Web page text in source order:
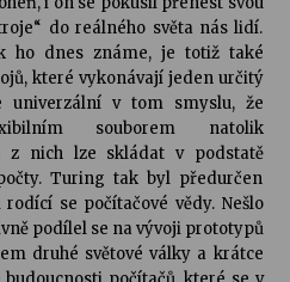
do reálného světa nás lidí.
ho dnes známe, je totiž také
které vykonávají jeden určitý
univerzální v tom smyslu, že
souborem natolik
z nich lze skládat v podstatě
Turing tak byl předurčen
se počítačové vědy. Nešlo
podílel se na vývoji prototypů
druhé světové války a krátce